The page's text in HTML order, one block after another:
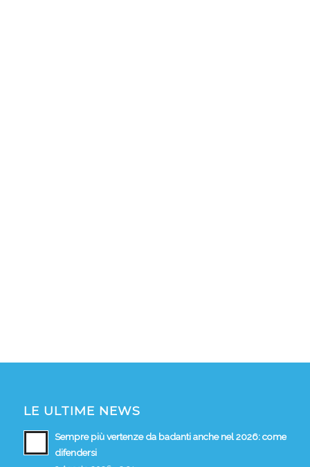
LE ULTIME NEWS
Sempre più vertenze da badanti anche nel 2026: come
difendersi